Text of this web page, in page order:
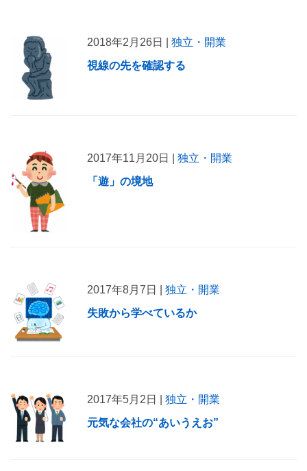
2018年2月26日 | 独立・開業
視線の先を確認する
2017年11月20日 | 独立・開業
「遊」の境地
2017年8月7日 | 独立・開業
失敗から学べているか
2017年5月2日 | 独立・開業
元気な会社の“あいうえお”